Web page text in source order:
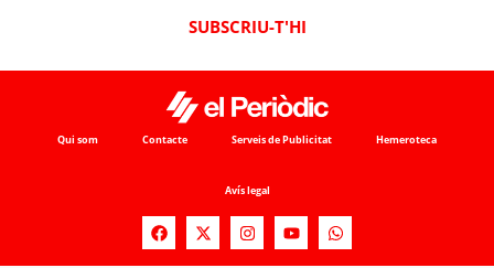
SUBSCRIU-T'HI
Qui som Contacte Serveis de Publicitat Hemeroteca
Avís legal